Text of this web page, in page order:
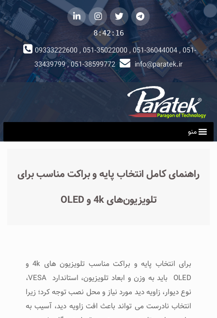
telegramتوییتر instagramلینکداین
8:42:17
09333222600 , 051-35022000 , 051-36044004 , 051-
33439799 , 051-38599772
info@paratek.ir
منو
راهنمای کامل انتخاب پایه و براکت مناسب برای
تلویزیون‌های 4k و OLED
برای انتخاب پایه و براکت مناسب تلویزیون ‌های 4k و
OLED باید به وزن و ابعاد تلویزیون، استاندارد VESA،
نوع دیوار، زاویه دید مورد نیاز و محل نصب توجه کرد؛ زیرا
انتخاب نادرست می ‌تواند باعث افت زاویه دید، آسیب به